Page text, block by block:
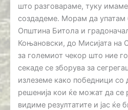
што разговараме, туку
создадеме. Морам да упатам
Општина Битола и
Коњановски, до Мисијата на
за големиот чекор што ние
секаде се зборува за
излеземе како победници со
решенија кои ќе можат да се
видиме резултатите и јас ќе